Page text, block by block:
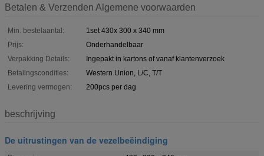
Betalen & Verzenden Algemene voorwaarden
Min. bestelaantal:
1set 430x 300 x 340 mm
Prijs:
Onderhandelbaar
Verpakking Details:
Ingepakt in kartons of vanaf klantenverzoek
Betalingscondities:
Western Union, L/C, T/T
Levering vermogen:
200pcs per dag
beschrijving
De uitrustingen van de vezelbeëindiging